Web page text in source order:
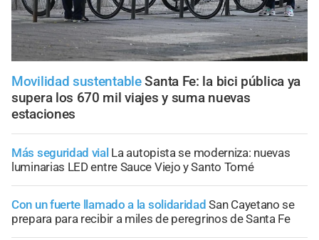
Movilidad sustentable Santa Fe: la bici pública ya
supera los 670 mil viajes y suma nuevas
estaciones
Más seguridad vial La autopista se moderniza: nuevas
luminarias LED entre Sauce Viejo y Santo Tomé
Con un fuerte llamado a la solidaridad San Cayetano se
prepara para recibir a miles de peregrinos de Santa Fe